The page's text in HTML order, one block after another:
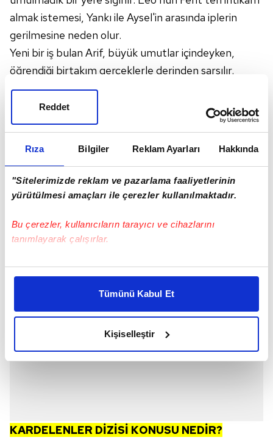
Rıza Bilgiler Reklam Ayarları Hakkında
"Sitelerimizde reklam ve pazarlama faaliyetlerinin
yürütülmesi amaçları ile çerezler kullanılmaktadır.
Bu çerezler, kullanıcıların tarayıcı ve cihazlarını
tanımlayarak çalışırlar.
Bu çerezlere izin vermeniz halinde sizlere özel
daha iyi reklam deneyimi yaşatabiliriz. Bunu yaparken
amacımızın size daha iyi bir reklam deneyimi sunmak
elimizden gelen çabayı gösterdiğimizi ve bu noktada,
gösterilmeyecektir."
Tümünü Kabul Et
Kişiselleştir
Reddet
almak istemesi, Yankı ile Aysel'in arasında iplerin
gerilmesine neden olur.
Yeni bir iş bulan Arif, büyük umutlar içindeyken,
öğrendiği birtakım gerçeklerle derinden sarsılır.
KARDELENLER DİZİSİ KONUSU NEDİR?